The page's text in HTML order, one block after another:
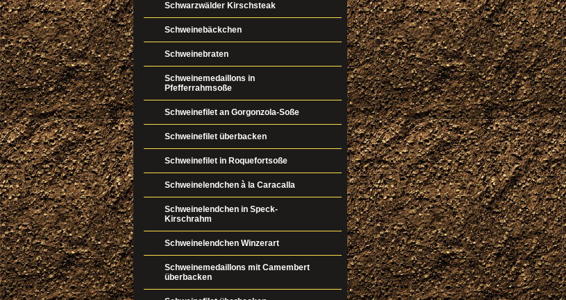
Schwarzwälder Kirschsteak
Schweinebäckchen
Schweinebraten
Schweinemedaillons in
Pfefferrahmsoße
Schweinefilet an Gorgonzola-Soße
Schweinefilet überbacken
Schweinefilet in Roquefortsoße
Schweinelendchen à la Caracalla
Schweinelendchen in Speck-
Kirschrahm
Schweinelendchen Winzerart
Schweinemedaillons mit Camembert
überbacken